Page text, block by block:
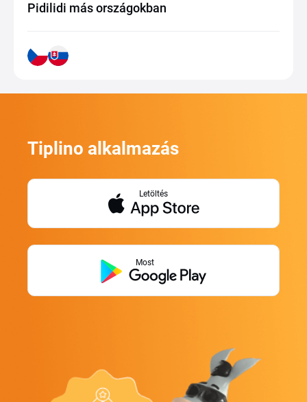
Pidilidi más országokban
Tiplino alkalmazás
Letöltés
Most